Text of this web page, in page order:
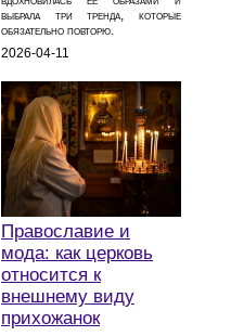
выбрала три тренда, которые
обязательно повторю.
2026-04-11
Православие и
мода: как церковь
относится к
внешнему виду
прихожанок